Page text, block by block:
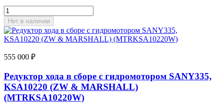
Нет в наличии
555 000 ₽
Редуктор хода в сборе с гидромотором SANY335,
KSA10220 (ZW & MARSHALL)
(MTRKSA10220W)